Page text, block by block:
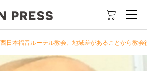

西日本福音ルーテル教会、地域差があることから教